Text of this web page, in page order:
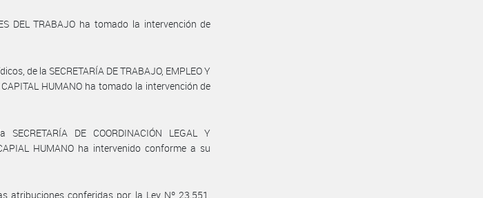
DEL TRABAJO ha tomado la intervención de
de la SECRETARÍA DE TRABAJO, EMPLEO Y
CAPITAL HUMANO ha tomado la intervención de
DE COORDINACIÓN LEGAL Y
HUMANO ha intervenido conforme a su
atribuciones conferidas por la Ley Nº 23.551,